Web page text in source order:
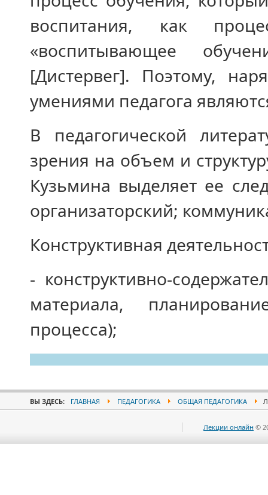
воспитания, как
«воспитывающее
[Дистервег]. Поэтому,
умениями педагога
В педагогической
зрения на объем и
Кузьмина выделяет ее
организаторский;
Конструктивная
- конструктивно-
ма­териала,
процесса);
ВЫ ЗДЕСЬ: ГЛАВНАЯ ПЕДАГОГИКА ОБЩАЯ ПЕДАГОГИКА
Лекции онлайн ©